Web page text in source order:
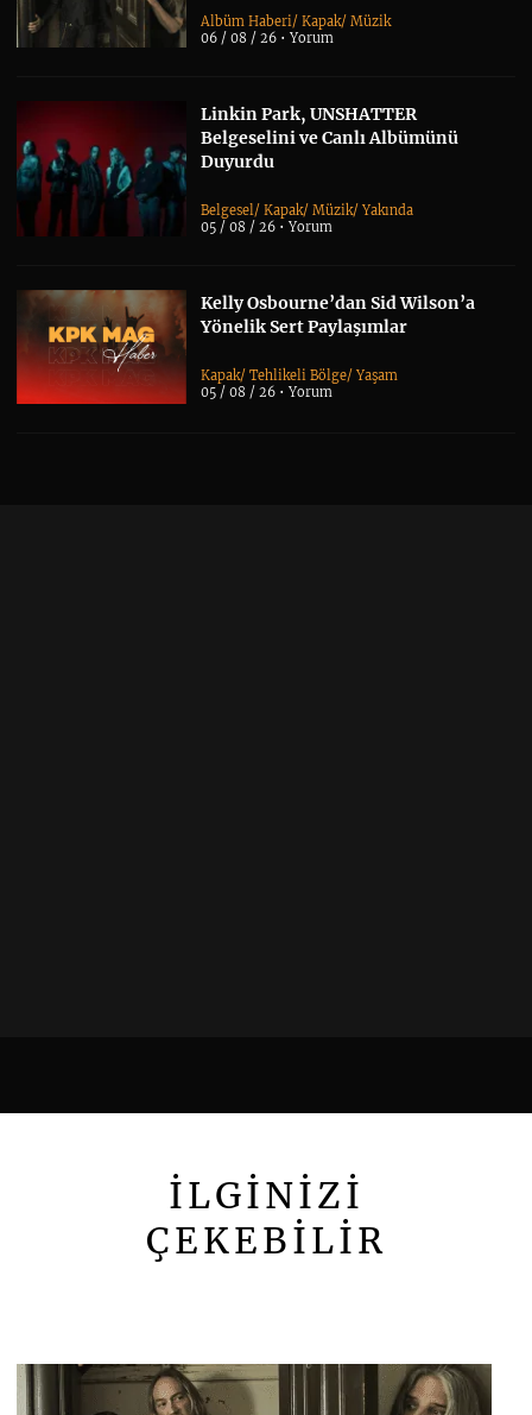
Albüm Haberi/Kapak/Müzik
06 / 08 / 26 •Yorum
Linkin Park, UNSHATTER
Belgeselini ve Canlı Albümünü
Duyurdu
Belgesel/Kapak/Müzik/Yakında
05 / 08 / 26 •Yorum
Kelly Osbourne’dan Sid Wilson’a
Yönelik Sert Paylaşımlar
Kapak/Tehlikeli Bölge/Yaşam
05 / 08 / 26 •Yorum
İLGİNİZİ
ÇEKEBİLİR